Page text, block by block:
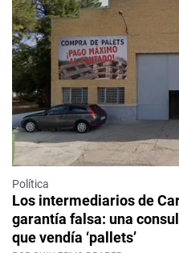
Política
Los intermediarios de
garantía falsa: una
que vendía ‘pallets’